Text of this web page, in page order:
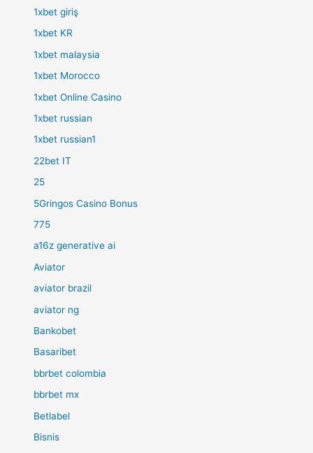
1xbet giriş
1xbet KR
1xbet malaysia
1xbet Morocco
1xbet Online Casino
1xbet russian
1xbet russian1
22bet IT
25
5Gringos Casino Bonus
775
a16z generative ai
Aviator
aviator brazil
aviator ng
Bankobet
Basaribet
bbrbet colombia
bbrbet mx
Betlabel
Bisnis